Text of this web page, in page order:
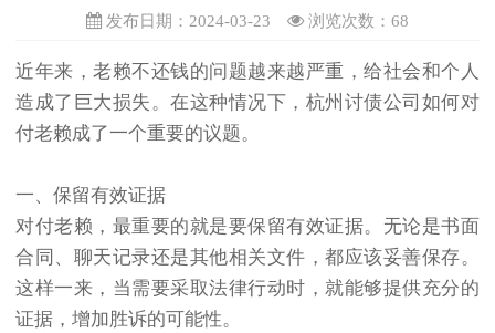
发布日期：2024-03-23 浏览次数： 68
近年来，老赖不还钱的问题越来越严重，给社会和个人
造成了巨大损失。在这种情况下， 杭州讨债公司 如何对
付老赖成了一个重要的议题。
一、保留有效证据
对付老赖，最重要的就是要保留有效证据。无论是书面
合同、聊天记录还是其他相关文件，都应该妥善保存。
这样一来，当需要采取法律行动时，就能够提供充分的
证据，增加胜诉的可能性。